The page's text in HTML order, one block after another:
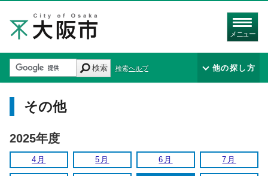
メニュー
検索 検索ヘルプ 他の探し方
その他
2025年度
4月 5月 6月 7月